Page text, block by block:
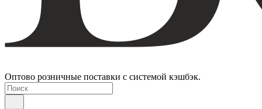
Оптово розничные поставки с системой кэшбэк.